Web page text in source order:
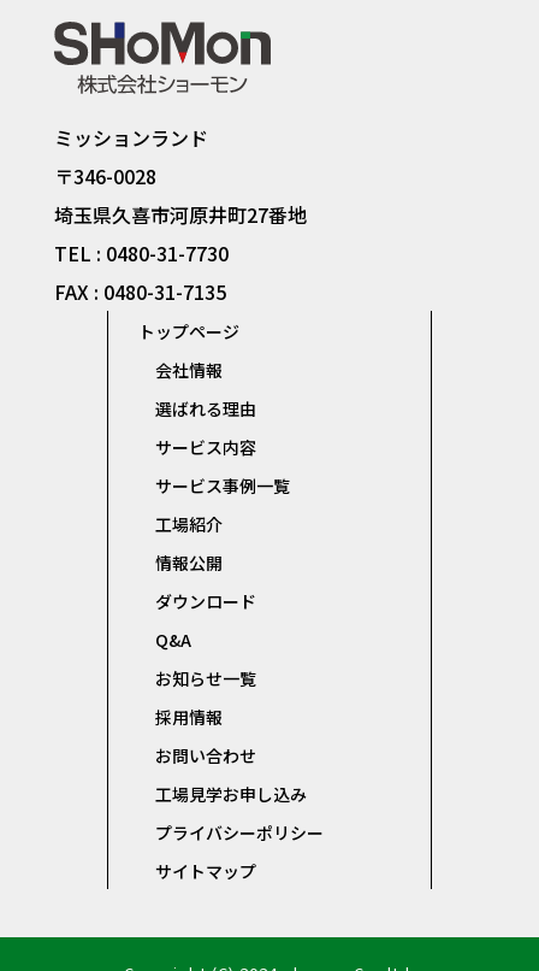
ミッションランド
〒346-0028
埼玉県久喜市河原井町27番地
TEL : 0480-31-7730
FAX : 0480-31-7135
トップページ
会社情報
選ばれる理由
サービス内容
サービス事例一覧
工場紹介
情報公開
ダウンロード
Q&A
お知らせ一覧
採用情報
お問い合わせ
工場見学お申し込み
プライバシーポリシー
サイトマップ